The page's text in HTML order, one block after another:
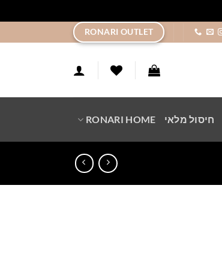
RONARI OUTLET
חיסול מלאי RONARI HOME